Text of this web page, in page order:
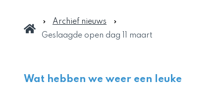
Archief nieuws
Geslaagde open dag 11 maart
Wat hebben we weer een leuke